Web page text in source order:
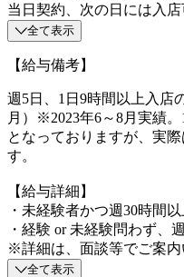
当日契約、次の日には入店
全て表示
【給与備考】
週5日、1日9時間以上入店
月）※2023年6～8月実績
となっておりますが、実
す。
【給与詳細】
・未経験者かつ週30時間
・経験 or 未経験問わず、
※詳細は、面談等でご案内
全て表示